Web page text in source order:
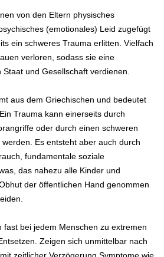
von den Eltern physisches
(emotionales) Leid zugefügt
ein schweres Trauma erlitten. Vielfach
verloren, sodass sie eine
und Gesellschaft verdienen.
aus dem Griechischen und bedeutet
Trauma kann einerseits durch
oder durch einen schweren
Es entsteht aber auch durch
fundamentale soziale
das nahezu alle Kinder und
der öffentlichen Hand genommen
fast bei jedem Menschen zu extremen
Zeigen sich unmittelbar nach